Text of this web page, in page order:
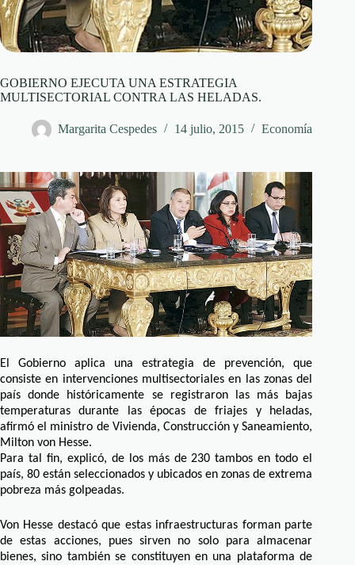
GOBIERNO EJECUTA UNA ESTRATEGIA
MULTISECTORIAL CONTRA LAS HELADAS.
Margarita Cespedes 14 julio, 2015 Economía
El Gobierno aplica una estrategia de prevención, que
consiste en intervenciones multisectoriales en las zonas del
país donde históricamente se registraron las más bajas
temperaturas durante las épocas de friajes y heladas,
afirmó el ministro de Vivienda, Construcción y Saneamiento,
Milton von Hesse.
Para tal fin, explicó, de los más de 230 tambos en todo el
país, 80 están seleccionados y ubicados en zonas de extrema
pobreza más golpeadas.
Von Hesse destacó que estas infraestructuras forman parte
de estas acciones, pues sirven no solo para almacenar
bienes, sino también se constituyen en una plataforma de